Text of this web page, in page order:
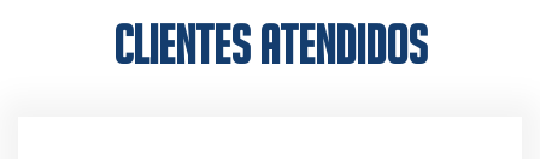
CLIENTES ATENDIDOS